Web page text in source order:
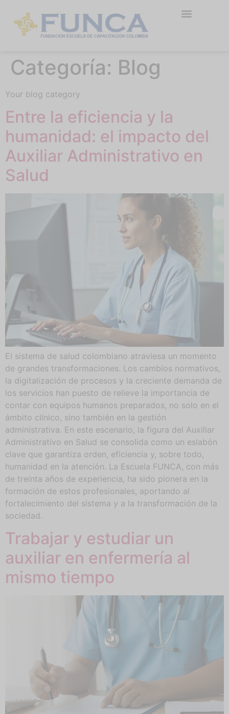
Categoría: Blog
Your blog category
Entre la eficiencia y la
humanidad: el impacto del
Auxiliar Administrativo en
Salud
El sistema de salud colombiano atraviesa un momento
de grandes transformaciones. Los cambios normativos,
la digitalización de procesos y la creciente demanda de
los servicios han puesto de relieve la importancia de
contar con equipos humanos preparados, no solo en el
ámbito clínico, sino también en la gestión
administrativa. En este escenario, la figura del Auxiliar
Administrativo en Salud se consolida como un eslabón
clave que garantiza orden, eficiencia y, sobre todo,
humanidad en la atención. La Escuela FUNCA, con más
de treinta años de experiencia, ha sido pionera en la
formación de estos profesionales, aportando al
fortalecimiento del sistema y a la transformación de la
sociedad.
Trabajar y estudiar un
auxiliar en enfermería al
mismo tiempo